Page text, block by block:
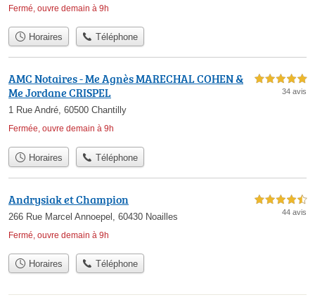
Fermé, ouvre demain à 9h
Horaires Téléphone
AMC Notaires - Me Agnès MARECHAL COHEN &
Me Jordane CRISPEL
1 Rue André, 60500 Chantilly
Fermée, ouvre demain à 9h
5,0 étoiles sur 5
34 avis
Horaires Téléphone
Andrysiak et Champion
266 Rue Marcel Annoepel, 60430 Noailles
Fermé, ouvre demain à 9h
4,5 étoiles sur 5
44 avis
Horaires Téléphone